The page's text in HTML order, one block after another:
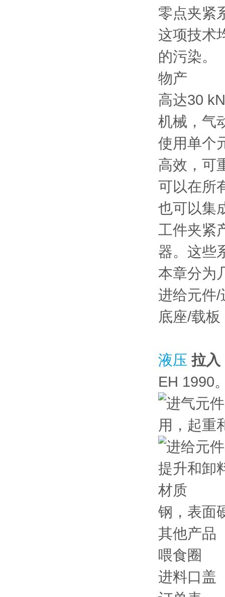
零点夹紧
这项技术
的污染。
物产
高达30
机械，气
使用单个
高效，可
可以在所
也可以集
工件夹紧
器。这些
本章分为
进给元件/
底座/载板
液压 拉入
EH 1990
材质
钢，表面
其他产品
喂食圈
进料口盖